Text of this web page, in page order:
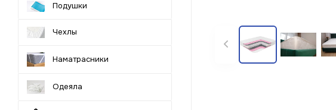
Подушки
Чехлы
Наматрасники
Одеяла